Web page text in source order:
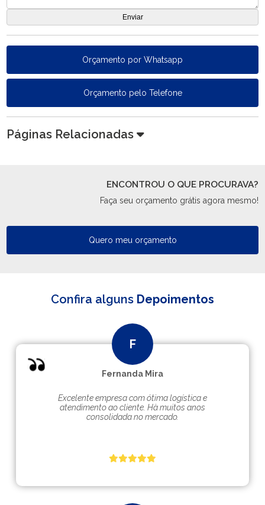
Orçamento por Whatsapp
Orçamento pelo Telefone
Páginas Relacionadas
ENCONTROU O QUE PROCURAVA?
Faça seu orçamento grátis agora mesmo!
Quero meu orçamento
Confira alguns Depoimentos
Fernanda Mira
Excelente empresa com ótima logística e
atendimento ao cliente. Hà muitos anos
consolidada no mercado.